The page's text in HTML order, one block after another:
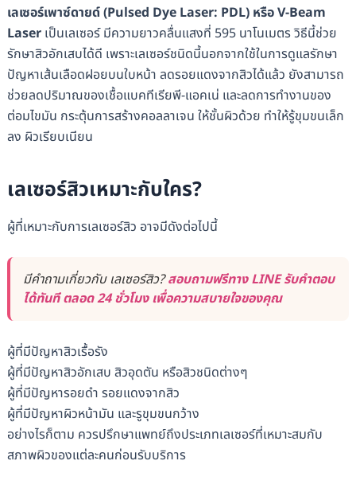
เลเซอร์เพาซ์ดายด์ (Pulsed Dye Laser: PDL) หรือ V-Beam
Laserเป็นเลเซอร์ มีความยาวคลื่นแสงที่ 595 นาโนเมตร วิธีนี้ช่วย
รักษาสิวอักเสบได้ดี เพราะเลเซอร์ชนิดนี้นอกจากใช้ในการดูแลรักษา
ปัญหาเส้นเลือดฝอยบนใบหน้า ลดรอยแดงจากสิวได้แล้ว ยังสามารถ
ช่วยลดปริมาณของเชื้อแบคทีเรียพี-แอคเน่ และลดการทำงานของ
ต่อมไขมัน กระตุ้นการสร้างคอลลาเจน ให้ชั้นผิวด้วย ทำให้รู้ขุมขนเล็ก
ลง ผิวเรียบเนียน
เลเซอร์สิวเหมาะกับใคร?
ผู้ที่เหมาะกับการเลเซอร์สิว อาจมีดังต่อไปนี้
มีคำถามเกี่ยวกับ เลเซอร์สิว?สอบถามฟรีทาง LINE รับคำตอบ
ได้ทันที ตลอด 24 ชั่วโมง เพื่อความสบายใจของคุณ
ผู้ที่มีปัญหาสิวเรื้อรัง
ผู้ที่มีปัญหาสิวอักเสบ สิวอุดตัน หรือสิวชนิดต่างๆ
ผู้ที่มีปัญหารอยดำ รอยแดงจากสิว
ผู้ที่มีปัญหาผิวหน้ามัน และรูขุมขนกว้าง
อย่างไรก็ตาม ควรปรึกษาแพทย์ถึงประเภทเลเซอร์ที่เหมาะสมกับ
สภาพผิวของแต่ละคนก่อนรับบริการ